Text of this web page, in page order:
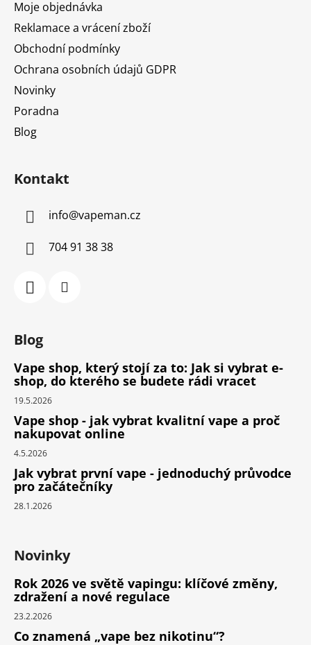
Moje objednávka
Reklamace a vrácení zboží
Obchodní podmínky
Ochrana osobních údajů GDPR
Novinky
Poradna
Blog
Kontakt
info@vapeman.cz
704 91 38 38
Blog
Vape shop, který stojí za to: Jak si vybrat e-
shop, do kterého se budete rádi vracet
19.5.2026
Vape shop - jak vybrat kvalitní vape a proč
nakupovat online
4.5.2026
Jak vybrat první vape - jednoduchý průvodce
pro začátečníky
28.1.2026
Novinky
Rok 2026 ve světě vapingu: klíčové změny,
zdražení a nové regulace
23.2.2026
Co znamená „vape bez nikotinu“?